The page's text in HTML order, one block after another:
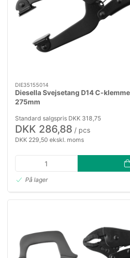
DIE35155014
Diesella Svejsetang D14 C-
275mm
Standard salgspris DKK 318,75
DKK 286,88 / pcs
DKK 229,50 ekskl. moms
På lager